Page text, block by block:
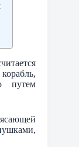
путем